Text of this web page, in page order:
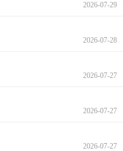
2026-07-29
2026-07-28
2026-07-27
2026-07-27
2026-07-27